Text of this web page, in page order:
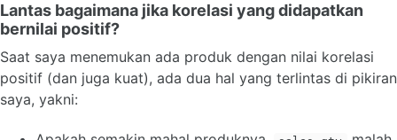
Lantas bagaimana jika korelasi yang didapatkan
bernilai positif?
Saat saya menemukan ada produk dengan nilai korelasi
positif (dan juga kuat), ada dua hal yang terlintas di pikiran
saya, yakni: